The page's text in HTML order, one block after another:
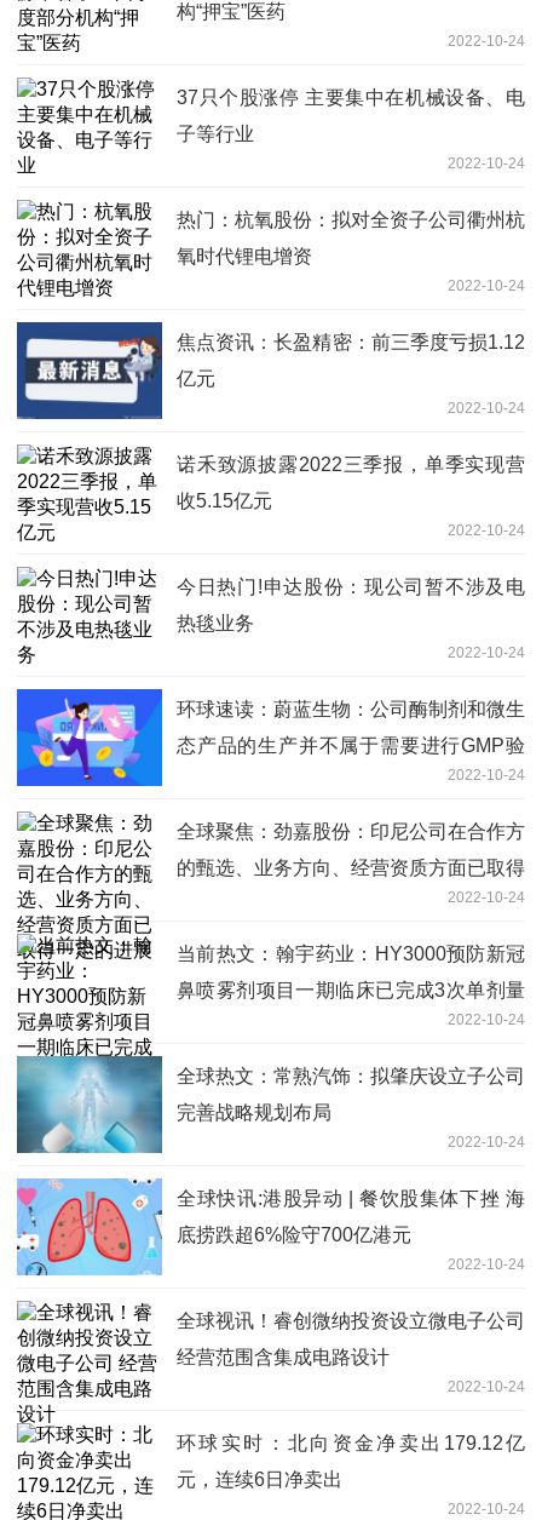
构“押宝”医药
2022-10-24
37只个股涨停 主要集中在机械设备、电
子等行业
2022-10-24
热门：杭氧股份：拟对全资子公司衢州杭
氧时代锂电增资
2022-10-24
焦点资讯：长盈精密：前三季度亏损1.12
亿元
2022-10-24
诺禾致源披露2022三季报，单季实现营
收5.15亿元
2022-10-24
今日热门!申达股份：现公司暂不涉及电
热毯业务
2022-10-24
环球速读：蔚蓝生物：公司酶制剂和微生
态产品的生产并不属于需要进行GMP验
2022-10-24
全球聚焦：劲嘉股份：印尼公司在合作方
的甄选、业务方向、经营资质方面已取得
2022-10-24
当前热文：翰宇药业：HY3000预防新冠
鼻喷雾剂项目一期临床已完成3次单剂量
2022-10-24
全球热文：常熟汽饰：拟肇庆设立子公司
完善战略规划布局
2022-10-24
全球快讯:港股异动 | 餐饮股集体下挫 海
底捞跌超6%险守700亿港元
2022-10-24
全球视讯！睿创微纳投资设立微电子公司
经营范围含集成电路设计
2022-10-24
环球实时：北向资金净卖出179.12亿
元，连续6日净卖出
2022-10-24